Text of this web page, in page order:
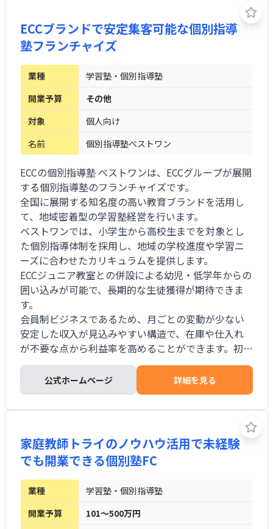
ECCブランドで安定集客可能な個別指導
塾フランチャイズ
業種
学習塾・個別指導塾
開業予算
その他
対象
個人向け
名前
個別指導塾ベストワン
ECCの個別指導塾 ベストワンは、ECCグループが展開
する個別指導塾のフランチャイズです。
全国に展開する知名度の高い教育ブランドを活用し
て、地域密着型の学習塾経営を行います。
ベストワンでは、小学生から高校生までを対象とし
た個別指導体制を採用し、地域の学校進度や学習ニ
ーズに合わせたカリキュラムを提供します。
ECCジュニア教室との併設による幼児・低学年からの
囲い込みが可能で、長期的な生徒獲得が期待できま
す。
会員制ビジネスであるため、月ごとの変動が少ない
安定した収入が見込みやすい構造で、在庫や仕入れ
が不要な点から利益率を高めることができます。初期
投資は比較的低めに抑えられ、個人でも開業可能な
点が特長です。
公式ホームページ 詳細を見る
家庭教師トライのノウハウ活用で未経験
でも開業できる個別塾FC
業種
学習塾・個別指導塾
開業予算
101～500万円